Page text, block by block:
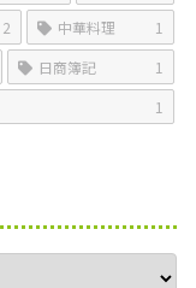
2 中華料理
1
日商簿記
1
1